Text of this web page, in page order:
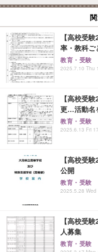
【高校受
率・教科ご
教育・受験
2025.7.10 Thu
【高校受
更…活動名
教育・受験
2025.6.13 Fri
【高校受
公開
教育・受験
2025.5.28 Wed
【高校受
人募集
教育・受験